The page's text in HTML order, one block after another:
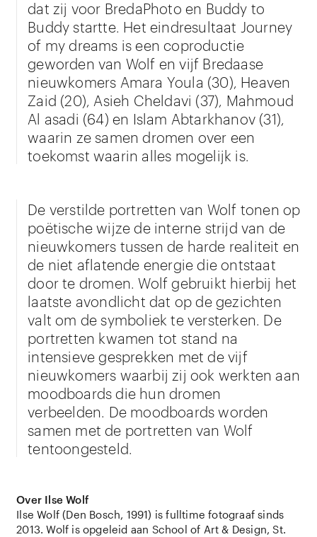
dat zij voor BredaPhoto en Buddy to
Buddy startte. Het eindresultaat Journey
of my dreams is een coproductie
geworden van Wolf en vijf Bredaase
nieuwkomers Amara Youla (30), Heaven
Zaid (20), Asieh Cheldavi (37), Mahmoud
Al asadi (64) en Islam Abtarkhanov (31),
waarin ze samen dromen over een
toekomst waarin alles mogelijk is.
De verstilde portretten van Wolf tonen op
poëtische wijze de interne strijd van de
nieuwkomers tussen de harde realiteit en
de niet aflatende energie die ontstaat
door te dromen. Wolf gebruikt hierbij het
laatste avondlicht dat op de gezichten
valt om de symboliek te versterken. De
portretten kwamen tot stand na
intensieve gesprekken met de vijf
nieuwkomers waarbij zij ook werkten aan
moodboards die hun dromen
verbeelden. De moodboards worden
samen met de portretten van Wolf
tentoongesteld.
Over Ilse Wolf
Ilse Wolf (Den Bosch, 1991) is fulltime fotograaf sinds
2013. Wolf is opgeleid aan School of Art & Design, St.